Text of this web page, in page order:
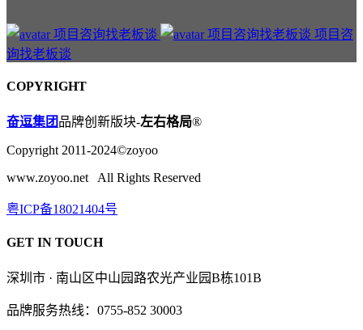
项目咨
询找老板谈
COPYRIGHT
奋逗集团品牌创新版块-左右格局®
Copyright 2011-2024©zoyoo
www.zoyoo.net All Rights Reserved
粤ICP备18021404号
GET IN TOUCH
深圳市 · 南山区中山园路农光产业园B栋101B
品牌服务热线：0755-852 30003